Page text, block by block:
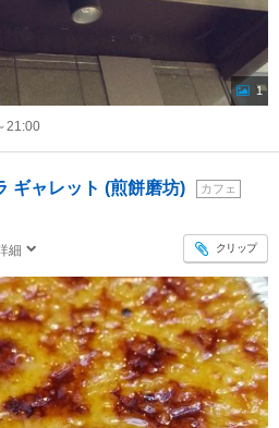
1
21:00
ギャレット (煎餅磨坊) カフェ
細 クリップ